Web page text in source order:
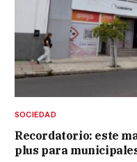
SOCIEDAD
Recordatorio: este
plus para